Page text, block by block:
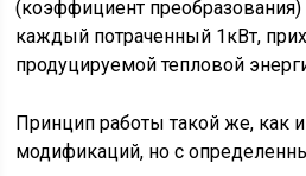
(коэффициент преобразования)
каждый потраченный 1кВт,
продуцируемой тепловой
Принцип работы такой же, как и
модификаций, но с